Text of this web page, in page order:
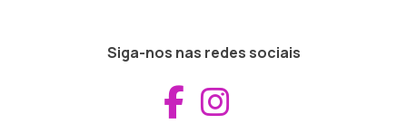
Siga-nos nas redes sociais
Aceder ao